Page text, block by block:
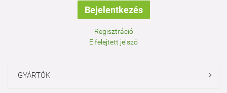
Regisztráció
Elfelejtett jelszó
GYÁRTÓK 